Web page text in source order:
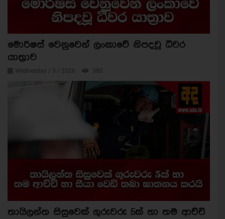
මොරිෂස් වෙනුවෙන් ලංකාවේ නිපදවූ ධීවර
යාත්‍රාව
Wednesday / 5 / 2026 380
තායිලන්ත සිසුවෙක් ගුරුවරු 5ක් හා තම ආච්චි